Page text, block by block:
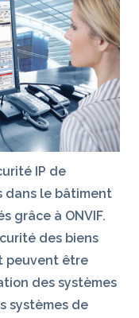
IP de
dans le bâtiment
grâce à ONVIF.
des biens
peuvent être
des systèmes
systèmes de